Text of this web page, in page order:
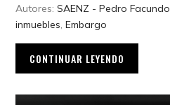
Autores:SAENZ - Pedro Facundo
inmuebles,Embargo
CONTINUAR LEYENDO